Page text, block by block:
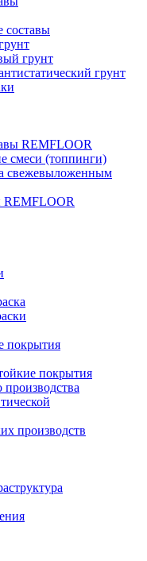
составы
грунт
грунт
REMFLOOR
смеси (топпинги)
свежевыложенным
REMFLOOR
покрытия
покрытия
производств